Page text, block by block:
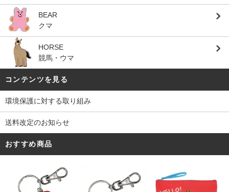
BEAR
クマ
HORSE
競馬・ウマ
コンテンツを見る
環境保護に対する取り組み
送料改定のお知らせ
おすすめ商品